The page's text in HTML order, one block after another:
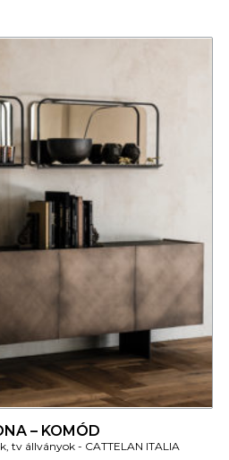
– KOMÓD
tv állványok CATTELAN ITALIA